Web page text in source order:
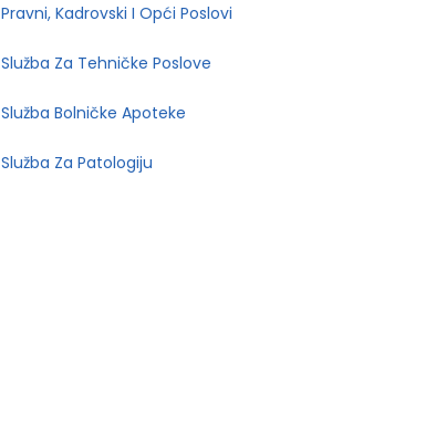
Pravni, Kadrovski I Opći Poslovi
Služba Za Tehničke Poslove
Služba Bolničke Apoteke
Služba Za Patologiju